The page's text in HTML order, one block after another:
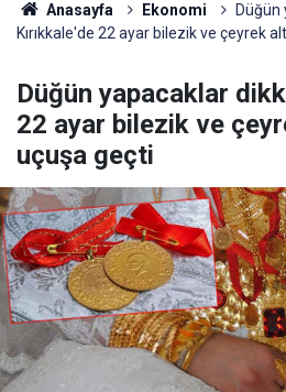
Anasayfa Ekonomi
Düğün
Kırıkkale'de 22 ayar bilezik ve çeyrek
Düğün yapacaklar
22 ayar bilezik ve
uçuşa geçti